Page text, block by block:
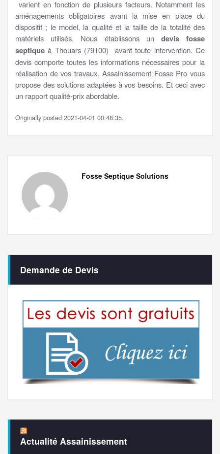
varient en fonction de plusieurs facteurs. Notamment les
aménagements obligatoires avant la mise en place du
dispositif ; le model, la qualité et la taille de la totalité des
matériels utilisés. Nous établissons un devis fosse
septique à Thouars (79100) avant toute intervention. Ce
devis comporte toutes les informations nécessaires pour la
réalisation de vos travaux. Assainissement Fosse Pro vous
propose des solutions adaptées à vos besoins. Et ceci avec
un rapport qualité-prix abordable.
Originally posted 2021-04-01 00:48:35.
Fosse Septique Solutions
Demande de Devis
Actualité Assainissement